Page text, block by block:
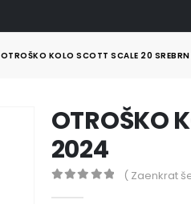
OTROŠKO KOLO SCOTT SCALE 20
OTROŠKO
2024
( Zaenkrat